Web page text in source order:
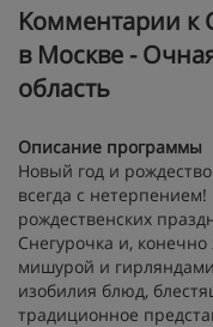
Kомментарии к
в Москве -
область
Описание программы
Новый год и
всегда с
рождественских
Снегурочка и,
мишурой и
изобилия блюд,
традиционное